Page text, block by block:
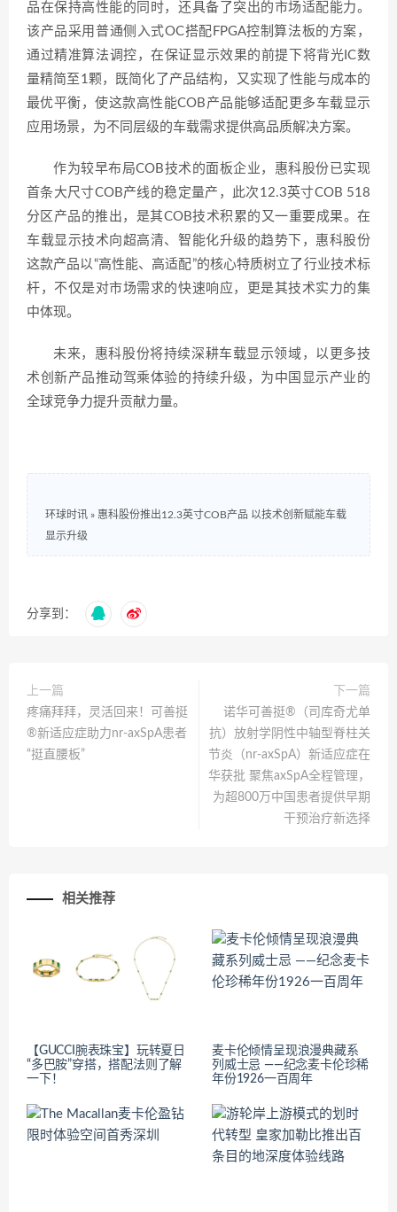
品在保持高性能的同时，还具备了突出的市场适配能力。
该产品采用普通侧入式OC搭配FPGA控制算法板的方案，
通过精准算法调控，在保证显示效果的前提下将背光IC数
量精简至1颗，既简化了产品结构，又实现了性能与成本的
最优平衡，使这款高性能COB产品能够适配更多车载显示
应用场景，为不同层级的车载需求提供高品质解决方案。
作为较早布局COB技术的面板企业，惠科股份已实现
首条大尺寸COB产线的稳定量产，此次12.3英寸COB 518
分区产品的推出，是其COB技术积累的又一重要成果。在
车载显示技术向超高清、智能化升级的趋势下，惠科股份
这款产品以“高性能、高适配”的核心特质树立了行业技术标
杆，不仅是对市场需求的快速响应，更是其技术实力的集
中体现。
未来，惠科股份将持续深耕车载显示领域，以更多技
术创新产品推动驾乘体验的持续升级，为中国显示产业的
全球竞争力提升贡献力量。
环球时讯 » 惠科股份推出12.3英寸COB产品 以技术创新赋能车载
显示升级
分享到：
上一篇
疼痛拜拜，灵活回来！可善挺
®新适应症助力nr-axSpA患者
“挺直腰板”
下一篇
诺华可善挺®（司库奇尤单
抗）放射学阴性中轴型脊柱关
节炎（nr-axSpA）新适应症在
华获批 聚焦axSpA全程管理，
为超800万中国患者提供早期
干预治疗新选择
相关推荐
【GUCCI腕表珠宝】玩转夏日
“多巴胺”穿搭，搭配法则了解
一下！
麦卡伦倾情呈现浪漫典藏系
列威士忌 ——纪念麦卡伦珍稀
年份1926一百周年